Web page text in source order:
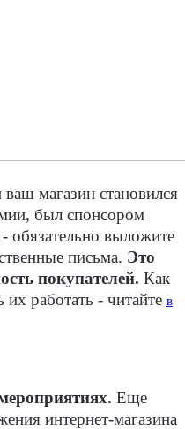
ваш магазин становился
был спонсором
обязательно выложите
письма. Это
покупателей. Как
их работать - читайте в
Еще
интернет-магазина